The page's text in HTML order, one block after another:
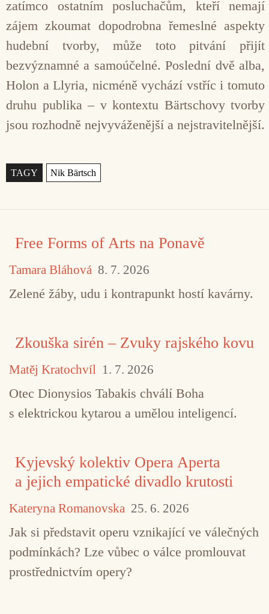
zatímco ostatním posluchačům, kteří nemají
zájem zkoumat dopodrobna řemeslné aspekty
hudební tvorby, může toto pitvání přijít
bezvýznamné a samoúčelné. Poslední dvě alba,
Holon a Llyria, nicméně vychází vstříc i tomuto
druhu publika – v kontextu Bärtschovy tvorby
jsou rozhodně nejvyváženější a nejstravitelnější.
Štítky
Free Forms of Arts na Ponavě
Tamara Bláhová 8. 7. 2026
Zelené žáby, udu i kontrapunkt hostí kavárny.
Zkouška sirén – Zvuky rajského kovu
Matěj Kratochvíl 1. 7. 2026
Otec Dionysios Tabakis chválí Boha
s elektrickou kytarou a umělou inteligencí.
Kyjevský kolektiv Opera Aperta
a jejich empatické divadlo krutosti
Kateryna Romanovska 25. 6. 2026
Jak si představit operu vznikající ve válečných
podmínkách? Lze vůbec o válce promlouvat
prostřednictvím opery?